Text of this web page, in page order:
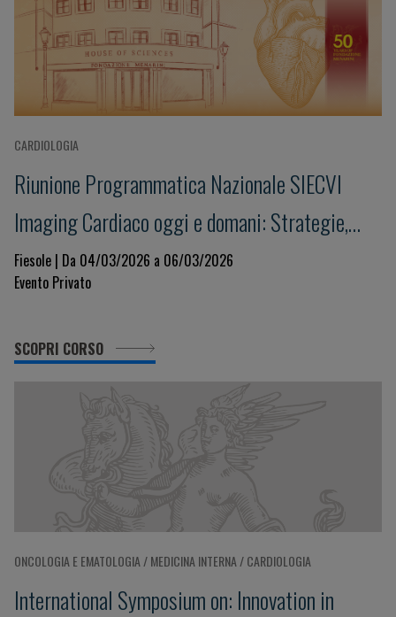
CARDIOLOGIA
Riunione Programmatica Nazionale SIECVI
Imaging Cardiaco oggi e domani: Strategie,
Innovazione e Governance per un Sistema
Sostenibile
Fiesole | Da 04/03/2026 a 06/03/2026
Evento Privato
SCOPRI CORSO
ONCOLOGIA E EMATOLOGIA / MEDICINA INTERNA / CARDIOLOGIA
International Symposium on: Innovation in